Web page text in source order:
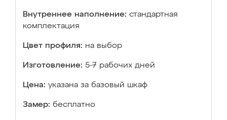
Внутреннее наполнение: стандартная
комплектация
Цвет профиля: на выбор
Изготовление: 5-7 рабочих дней
Цена: указана за базовый шкаф
Замер: бесплатно